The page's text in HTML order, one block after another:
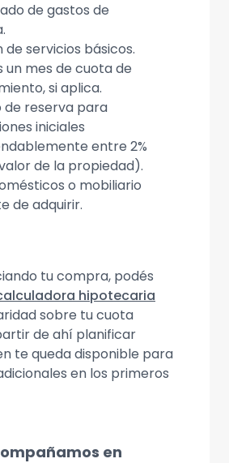
de gastos de
de servicios básicos.
un mes de cuota de
si aplica.
de reserva para
iniciales
entre 2%
de la propiedad).
o mobiliario
de adquirir.
tu compra, podés
hipotecaria
sobre tu cuota
de ahí planificar
te queda disponible para
en los primeros
en